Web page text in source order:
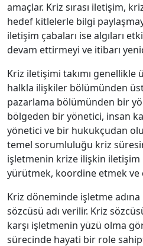
amaçlar. Kriz sırası iletişim,
hedef kitlelerle bilgi
iletişim çabaları ise algıları
devam ettirmeyi ve itibarı
Kriz iletişimi takımı genellikle
halkla ilişkiler bölümünden
pazarlama bölümünden bir
bölgeden bir yönetici, insan
yönetici ve bir hukukçudan
temel sorumluluğu kriz
işletmenin krize ilişkin iletişim
yürütmek, koordine etmek
Kriz döneminde işletme
sözcüsü adı verilir. Kriz
karşı işletmenin yüzü olma
sürecinde hayati bir role